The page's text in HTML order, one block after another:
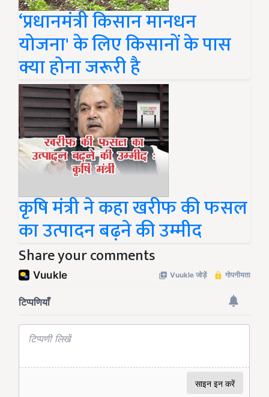
‘प्रधानमंत्री किसान मानधन
योजना' के लिए किसानों के पास
क्या होना जरूरी है
कृषि मंत्री ने कहा खरीफ की फसल
का उत्पादन बढ़ने की उम्मीद
Share your comments